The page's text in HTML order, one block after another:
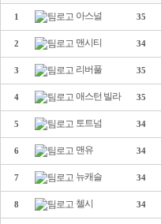
1 아스널 35
2 맨시티 34
3 리버풀 35
4 애스턴 빌라 35
5 토트넘 34
6 맨유 34
7 뉴캐슬 34
8 첼시 34